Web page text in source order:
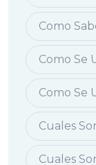
Como
Como Se
Como Se
Cuales
Cuales